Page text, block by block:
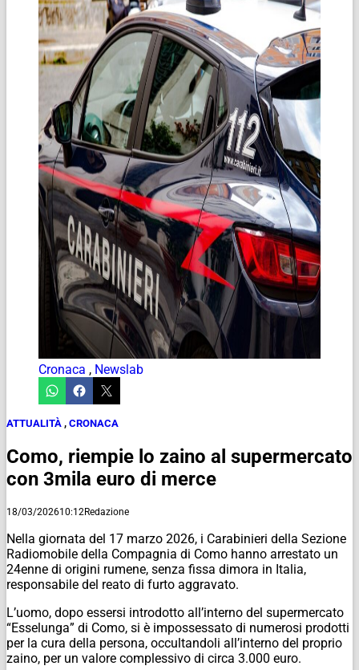
Cronaca , Newslab
ATTUALITÀ , CRONACA
Como, riempie lo zaino al supermercato
con 3mila euro di merce
18/03/202610:12Redazione
Nella giornata del 17 marzo 2026, i Carabinieri della Sezione
Radiomobile della Compagnia di Como hanno arrestato un
24enne di origini rumene, senza fissa dimora in Italia,
responsabile del reato di furto aggravato.
L’uomo, dopo essersi introdotto all’interno del supermercato
“Esselunga” di Como, si è impossessato di numerosi prodotti
per la cura della persona, occultandoli all’interno del proprio
zaino, per un valore complessivo di circa 3.000 euro.